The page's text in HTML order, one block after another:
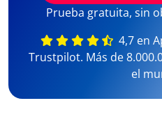
Prueba gratuita, sin
4,7 en
Trustpilot. Más de
el